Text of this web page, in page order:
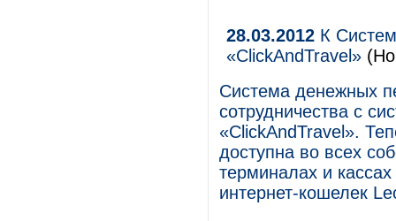
28.03.2012 К
«ClickAndTravel»
Система денежных
сотрудничества с
«ClickAndTravel».
доступна во всех
терминалах и
интернет-кошелек